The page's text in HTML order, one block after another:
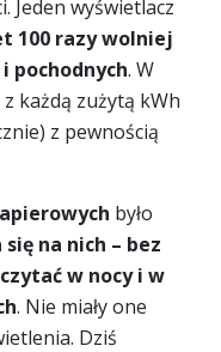
Jeden wyświetlacz
100 razy wolniej
pochodnych. W
każdą zużytą kWh
z pewnością
było
się na nich – bez
w nocy i w
. Nie miały one
Dziś